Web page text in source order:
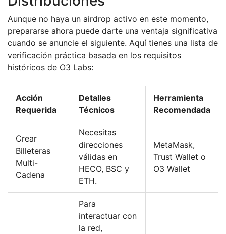
Aunque no haya un airdrop activo en este momento,
prepararse ahora puede darte una ventaja significativa
cuando se anuncie el siguiente. Aquí tienes una lista de
verificación práctica basada en los requisitos
históricos de O3 Labs:
Acción
Requerida
Detalles
Técnicos
Herramienta
Recomendada
Crear
Billeteras
Multi-
Cadena
Necesitas
direcciones
válidas en
HECO, BSC y
ETH.
MetaMask,
Trust Wallet o
O3 Wallet
Para
interactuar con
la red,